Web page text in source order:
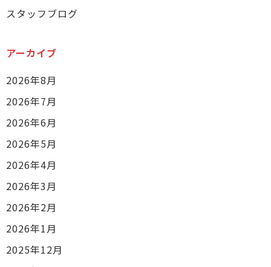
スタッフブログ
アーカイブ
2026年8月
2026年7月
2026年6月
2026年5月
2026年4月
2026年3月
2026年2月
2026年1月
2025年12月